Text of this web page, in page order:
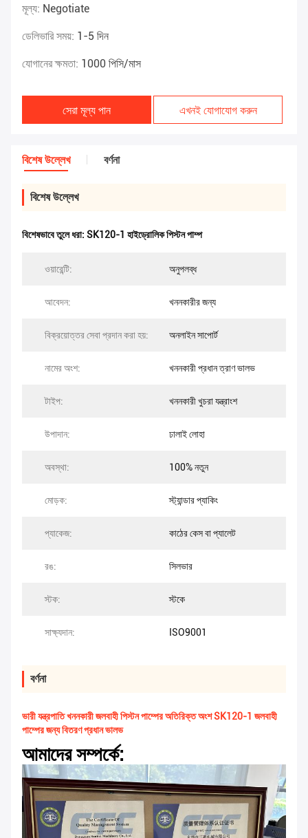
মূল্য: Negotiate
ডেলিভারি সময়: 1-5 দিন
যোগানের ক্ষমতা: 1000 পিসি/মাস
সেরা মূল্য পান এখনই যোগাযোগ করুন
বিশেষ উল্লেখ বর্ণনা
বিশেষ উল্লেখ
বিশেষভাবে তুলে ধরা: SK120-1 হাইড্রোলিক পিস্টন পাম্প
ওয়ারেন্টি: অনুপলব্ধ
আবেদন: খননকারীর জন্য
বিক্রয়োত্তর সেবা প্রদান করা হয়: অনলাইন সাপোর্ট
নামের অংশ: খননকারী প্রধান ত্রাণ ভালভ
টাইপ: খননকারী খুচরা যন্ত্রাংশ
উপাদান: ঢালাই লোহা
অবস্থা: 100% নতুন
মোড়ক: স্ট্যান্ডার প্যাকিং
প্যাকেজ: কাঠের কেস বা প্যালেট
রঙ: সিলভার
স্টক: স্টকে
সাক্ষ্যদান: ISO9001
বর্ণনা
ভারী যন্ত্রপাতি খননকারী জলবাহী পিস্টন পাম্পের অতিরিক্ত অংশ SK120-1 জলবাহী
পাম্পের জন্য বিতরণ প্রধান ভালভ
আমাদের সম্পর্কে: